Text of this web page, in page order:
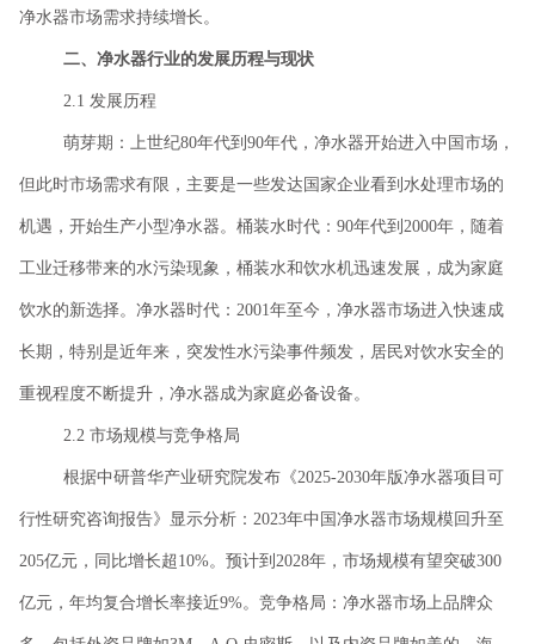
净水器市场需求持续增长。
二、净水器行业的发展历程与现状
2.1 发展历程
萌芽期：上世纪80年代到90年代，净水器开始进入中国市场，
但此时市场需求有限，主要是一些发达国家企业看到水处理市场的
机遇，开始生产小型净水器。桶装水时代：90年代到2000年，随着
工业迁移带来的水污染现象，桶装水和饮水机迅速发展，成为家庭
饮水的新选择。净水器时代：2001年至今，净水器市场进入快速成
长期，特别是近年来，突发性水污染事件频发，居民对饮水安全的
重视程度不断提升，净水器成为家庭必备设备。
2.2 市场规模与竞争格局
根据中研普华产业研究院发布《2025-2030年版净水器项目可
行性研究咨询报告》显示分析：2023年中国净水器市场规模回升至
205亿元，同比增长超10%。预计到2028年，市场规模有望突破300
亿元，年均复合增长率接近9%。竞争格局：净水器市场上品牌众